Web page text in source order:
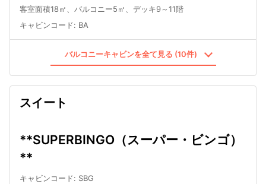
客室面積18㎡、バルコニー5㎡、デッキ9～11階
キャビンコード: BA
バルコニーキャビンを全て見る (10件)
スイート
**SUPERBINGO（スーパー・ビンゴ）
**
キャビンコード: SBG